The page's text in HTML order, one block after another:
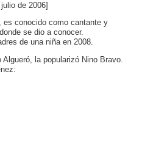
de 2006]
es conocido como cantante y
se dio a conocer.
de una niña en 2008.
la popularizó Nino Bravo.